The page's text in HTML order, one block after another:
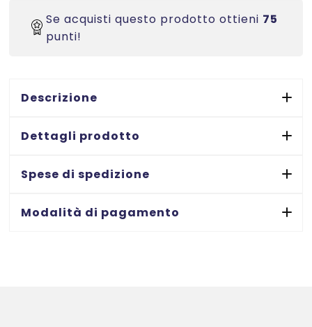
POLIESTERE
GIALLO
LASER
MM.
297
-
Se acquisti questo prodotto ottieni 75
punti!
Descrizione
Dettagli prodotto
Spese di spedizione
Modalità di pagamento